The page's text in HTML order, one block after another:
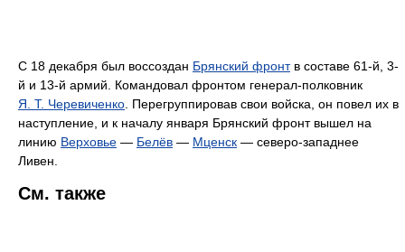
С 18 декабря был воссоздан Брянский фронтв составе 61-й, 3-
й и 13-й армий. Командовал фронтом генерал-полковник
Я. Т. Черевиченко . Перегруппировав свои войска, он повел их в
наступление, и к началу января Брянский фронт вышел на
линию Верховье — Белёв — Мценск — северо-западнее
Ливен.
См. также